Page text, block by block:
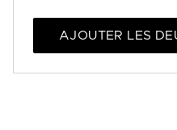
AJOUTER LES